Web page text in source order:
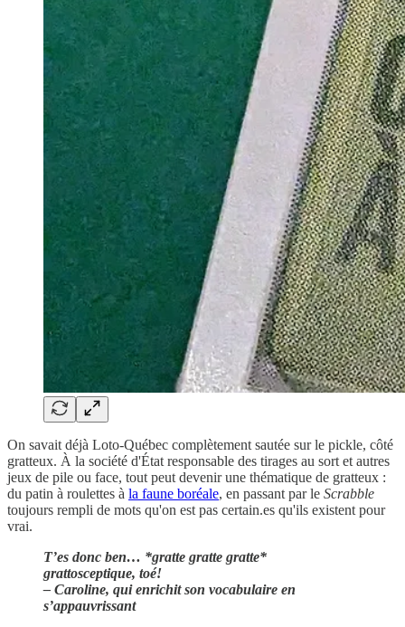
On savait déjà Loto-Québec complètement sautée sur le pickle, côté
gratteux. À la société d'État responsable des tirages au sort et autres
jeux de pile ou face, tout peut devenir une thématique de gratteux :
du patin à roulettes à la faune boréale, en passant par le Scrabble
toujours rempli de mots qu'on est pas certain.es qu'ils existent pour
vrai.
T’es donc ben… *gratte gratte gratte*
grattosceptique, toé!
– Caroline, qui enrichit son vocabulaire en
s’appauvrissant